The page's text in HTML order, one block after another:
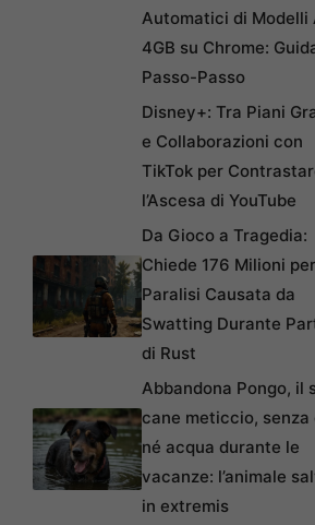
Automatici di Modelli
4GB su Chrome:
Passo-Passo
Disney+: Tra Piani
e Collaborazioni con
TikTok per
l’Ascesa di YouTube
Da Gioco a Tragedia:
Chiede 176 Milioni per
Paralisi Causata da
Swatting Durante
di Rust
Abbandona Pongo, il
cane meticcio, senza
né acqua durante le
vacanze: l’animale
in extremis